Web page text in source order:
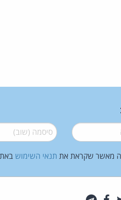
סיסמה (שוב)*
מאשר שקראת את תנאי השימוש